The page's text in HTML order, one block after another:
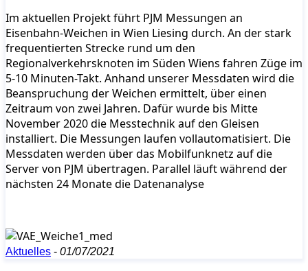
Im aktuellen Projekt führt PJM Messungen an
Eisenbahn-Weichen in Wien Liesing durch. An der stark
frequentierten Strecke rund um den
Regionalverkehrsknoten im Süden Wiens fahren Züge im
5-10 Minuten-Takt. Anhand unserer Messdaten wird die
Beanspruchung der Weichen ermittelt, über einen
Zeitraum von zwei Jahren. Dafür wurde bis Mitte
November 2020 die Messtechnik auf den Gleisen
installiert. Die Messungen laufen vollautomatisiert. Die
Messdaten werden über das Mobilfunknetz auf die
Server von PJM übertragen. Parallel läuft während der
nächsten 24 Monate die Datenanalyse
Aktuelles - 01/07/2021